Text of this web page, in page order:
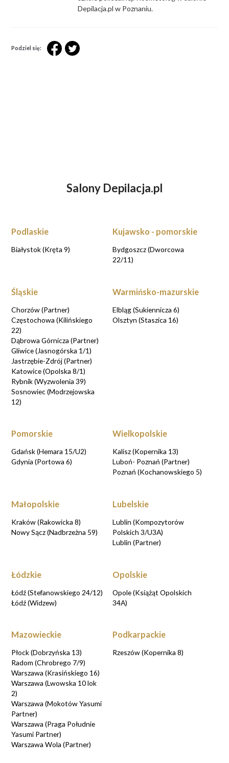
Depilacja.pl w Poznaniu.
Podziel się:
ZASTANAWIASZ SIĘ NAD DEPILACJĄ
Salony Depilacja.pl
Podlaskie
Białystok (Kręta 9)
Kujawsko - pomorskie
Bydgoszcz (Dworcowa
22/11)
Śląskie
Chorzów (Partner)
Częstochowa (Kilińskiego
22)
Dąbrowa Górnicza (Partner)
Gliwice (Jasnogórska 1/1)
Jastrzębie-Zdrój (Partner)
Katowice (Opolska 8/1)
Rybnik (Wyzwolenia 39)
Sosnowiec (Modrzejowska
12)
Warmińsko-mazurskie
Elbląg (Sukiennicza 6)
Olsztyn (Staszica 16)
Pomorskie
Gdańsk (Hemara 15/U2)
Gdynia (Portowa 6)
Wielkopolskie
Kalisz (Kopernika 13)
Luboń- Poznań (Partner)
Poznań (Kochanowskiego 5)
Małopolskie
Kraków (Rakowicka 8)
Nowy Sącz (Nadbrzeżna 59)
Lubelskie
Lublin (Kompozytorów
Polskich 3/U3A)
Lublin (Partner)
Łódzkie
Łódź (Stefanowskiego 24/12)
Łódź (Widzew)
Opolskie
Opole (Książąt Opolskich
34A)
Mazowieckie
Płock (Dobrzyńska 13)
Radom (Chrobrego 7/9)
Warszawa (Krasińskiego 16)
Warszawa (Lwowska 10 lok
2)
Warszawa (Mokotów Yasumi
Partner)
Warszawa (Praga Południe
Yasumi Partner)
Warszawa Wola (Partner)
Podkarpackie
Rzeszów (Kopernika 8)